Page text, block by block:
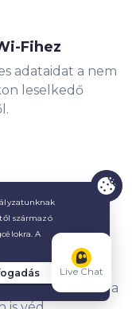
Fihez
adataidat a nem
leselkedő
VPN-nel
a pinget, és
elrejtésével a
Live Chat